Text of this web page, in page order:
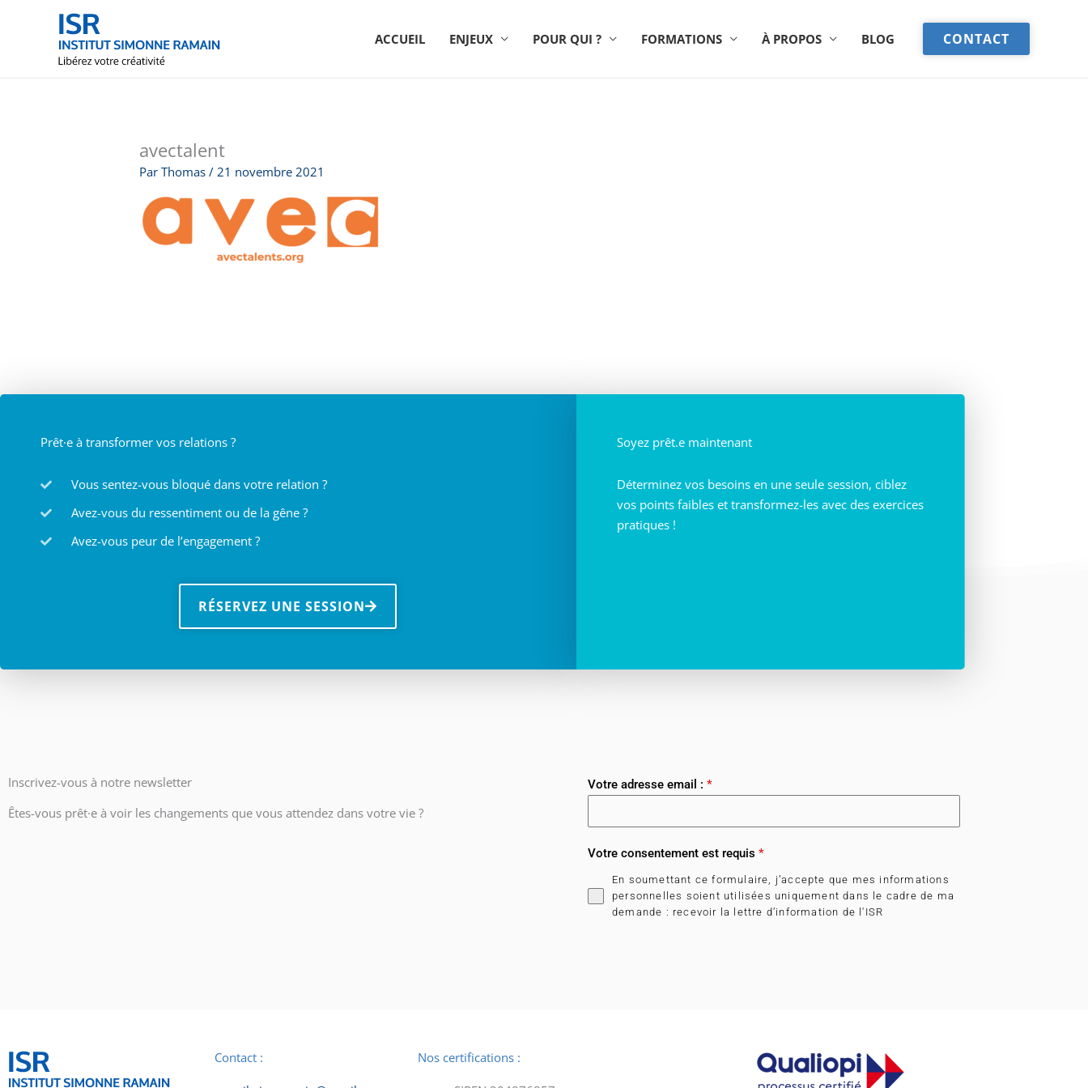
ACCUEIL ENJEUX POUR QUI ? FORMATIONS À PROPOS BLOG CONTACT
avectalent
ParThomas/21 novembre 2021
Prêt·e à transformer vos relations ?
Vous sentez-vous bloqué dans votre relation ?
Avez-vous du ressentiment ou de la gêne ?
Avez-vous peur de l’engagement ?
RÉSERVEZ UNE SESSION
Soyez prêt.e maintenant
Déterminez vos besoins en une seule session, ciblez
vos points faibles et transformez-les avec des exercices
pratiques !
Inscrivez-vous à notre newsletter
Êtes-vous prêt·e à voir les changements que vous attendez dans votre vie ?
Votre adresse email : *
Votre consentement est requis *
En soumettant ce formulaire, j’accepte que mes informations
personnelles soient utilisées uniquement dans le cadre de ma
demande : recevoir la lettre d’information de l'ISR
Contact : Nos certifications :